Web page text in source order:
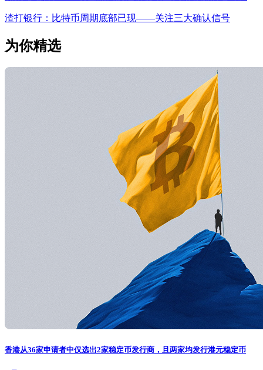
渣打银行：比特币周期底部已现——关注三大确认信号
为你精选
香港从36家申请者中仅选出2家稳定币发行商，且两家均发行港元稳定币